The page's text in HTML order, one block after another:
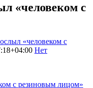
«человеком с
«человеком с
Нет